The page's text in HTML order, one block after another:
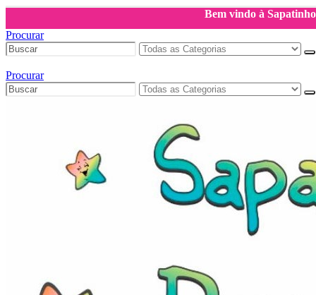
Bem vindo à
Procurar
Procurar